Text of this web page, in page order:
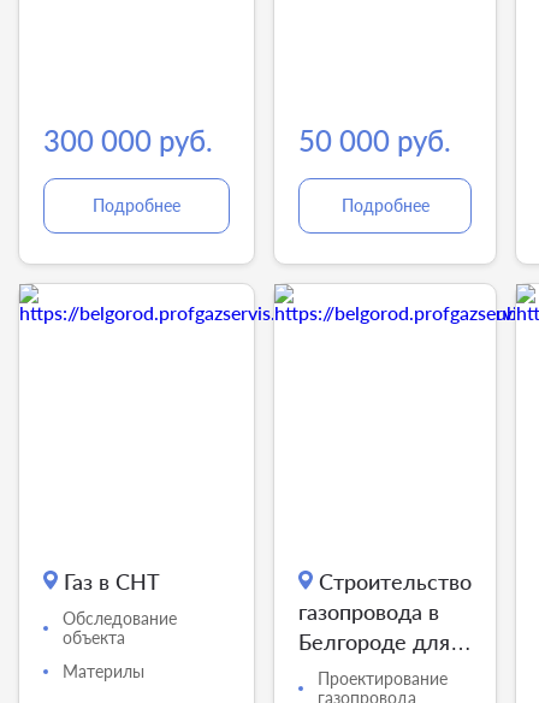
300 000 руб.
Подробнее
50 000 руб.
Подробнее
Газ в СНТ
Обследование
объекта
Материлы
Строительство
газопровода в
Белгороде для
юр. лица
Проектирование
газопровода